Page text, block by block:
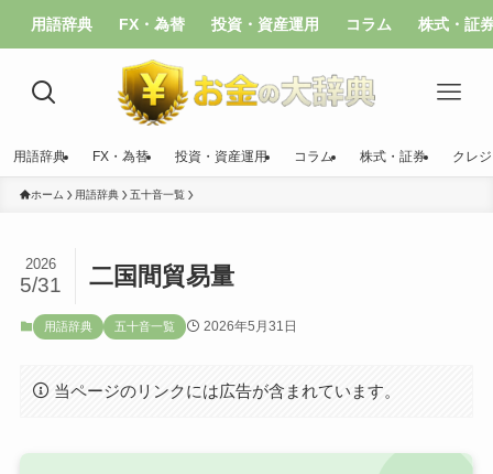
用語辞典 FX・為替 投資・資産運用 コラム 株式・証
用語辞典 FX・為替 投資・資産運用 コラム 株式・証券 クレ
ホーム 用語辞典 五十音一覧
二国間貿易量
2026
5/31
用語辞典 五十音一覧 2026年5月31日
当ページのリンクには広告が含まれています。